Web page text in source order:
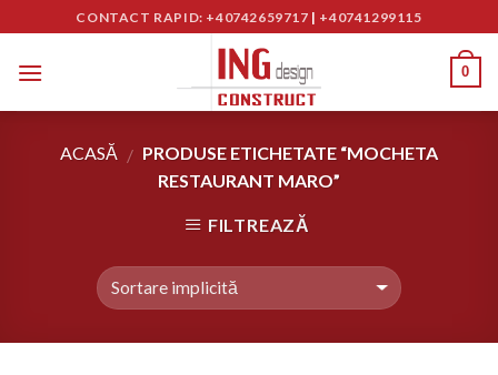
content
CONTACT RAPID: +40742659717 | +40741299115
0
ACASĂ / PRODUSE ETICHETATE “MOCHETA
RESTAURANT MARO”
FILTREAZĂ